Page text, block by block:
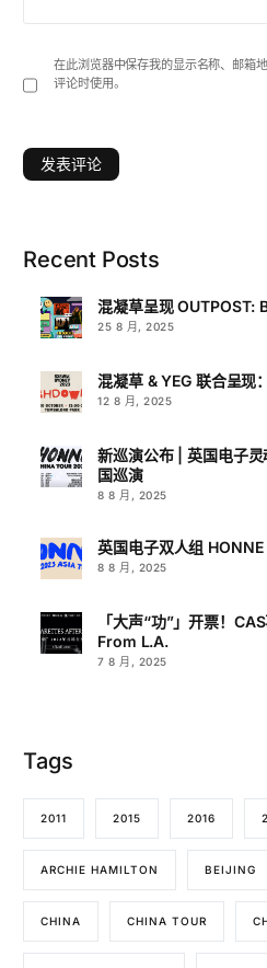
在此浏览器中保存我的显示名称、邮箱
评论时使用。
Recent Posts
混凝草呈现 OUTPOST:
25 8 月, 2025
混凝草 & YEG 联合呈现
12 8 月, 2025
新巡演公布 | 英国电子
国巡演
8 8 月, 2025
英国电子双人组
8 8 月, 2025
「大声“功”」开票！
From L.A.
7 8 月, 2025
Tags
2011 2015 2016
ARCHIE HAMILTON BEIJING
CHINA CHINA TOUR